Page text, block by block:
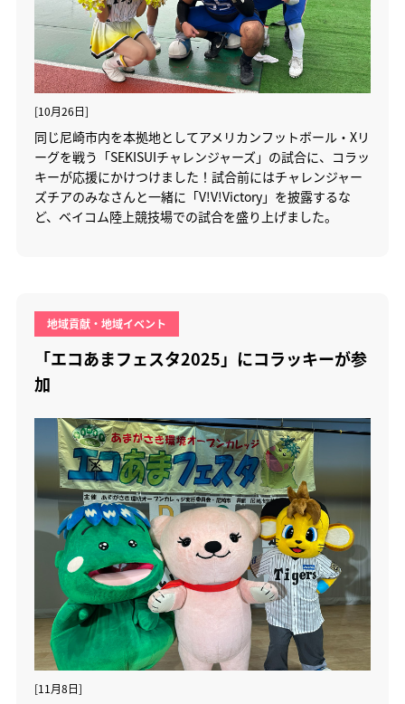
[10月26日]
同じ尼崎市内を本拠地としてアメリカンフットボール・Xリ
ーグを戦う「SEKISUIチャレンジャーズ」の試合に、コラッ
キーが応援にかけつけました！試合前にはチャレンジャー
ズチアのみなさんと一緒に「V!V!Victory」を披露するな
ど、ベイコム陸上競技場での試合を盛り上げました。
地域貢献・地域イベント
「エコあまフェスタ2025」にコラッキーが参
加
[11月8日]